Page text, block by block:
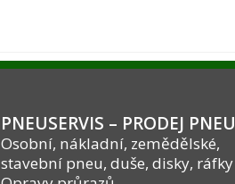
PNEUSERVIS – PRODEJ PNEU
Osobní, nákladní, zemědělské,
stavební pneu, duše, disky, ráfky